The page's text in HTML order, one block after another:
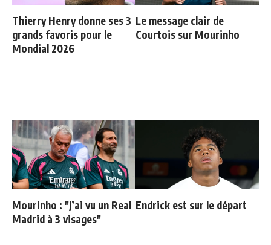
Thierry Henry donne ses 3
grands favoris pour le
Mondial 2026
Le message clair de
Courtois sur Mourinho
Mourinho : "J’ai vu un Real
Madrid à 3 visages"
Endrick est sur le départ